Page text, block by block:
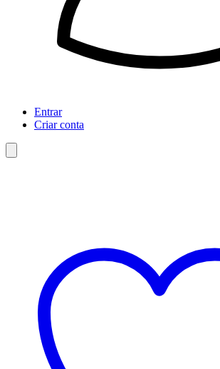
Entrar
Criar conta